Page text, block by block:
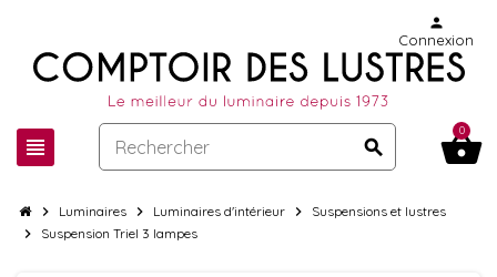
view_headline search
person
Connexion
shopping_basket
0
chevron_right Luminaires chevron_right Luminaires d'intérieur chevron_right Suspensions et lustres
chevron_right Suspension Triel 3 lampes